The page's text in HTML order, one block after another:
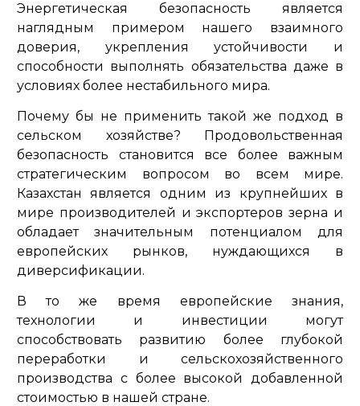
Энергетическая безопасность является
наглядным примером нашего взаимного
доверия, укрепления устойчивости и
способности выполнять обязательства даже в
условиях более нестабильного мира.
Почему бы не применить такой же подход в
сельском хозяйстве? Продовольственная
безопасность становится все более важным
стратегическим вопросом во всем мире.
Казахстан является одним из крупнейших в
мире производителей и экспортеров зерна и
обладает значительным потенциалом для
европейских рынков, нуждающихся в
диверсификации.
В то же время европейские знания,
технологии и инвестиции могут
способствовать развитию более глубокой
переработки и сельскохозяйственного
производства с более высокой добавленной
стоимостью в нашей стране.